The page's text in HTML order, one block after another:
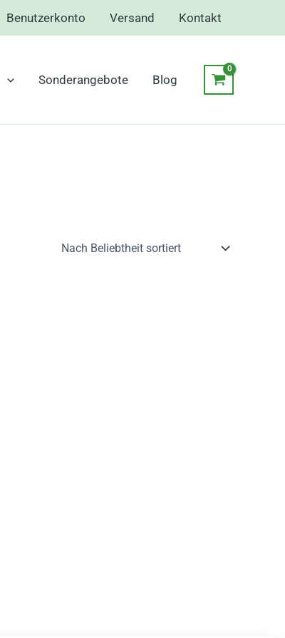
Benutzerkonto Versand Kontakt
Sonderangebote Blog